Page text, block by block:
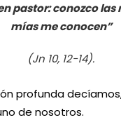
pastor: conozco las
mías me conocen”
(Jn 10, 12-14).
profunda
de nosotros.